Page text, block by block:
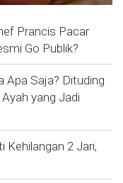
Prancis Pacar
Go Publik?
Apa Saja? Dituding
yang Jadi
Kehilangan 2 Jari,